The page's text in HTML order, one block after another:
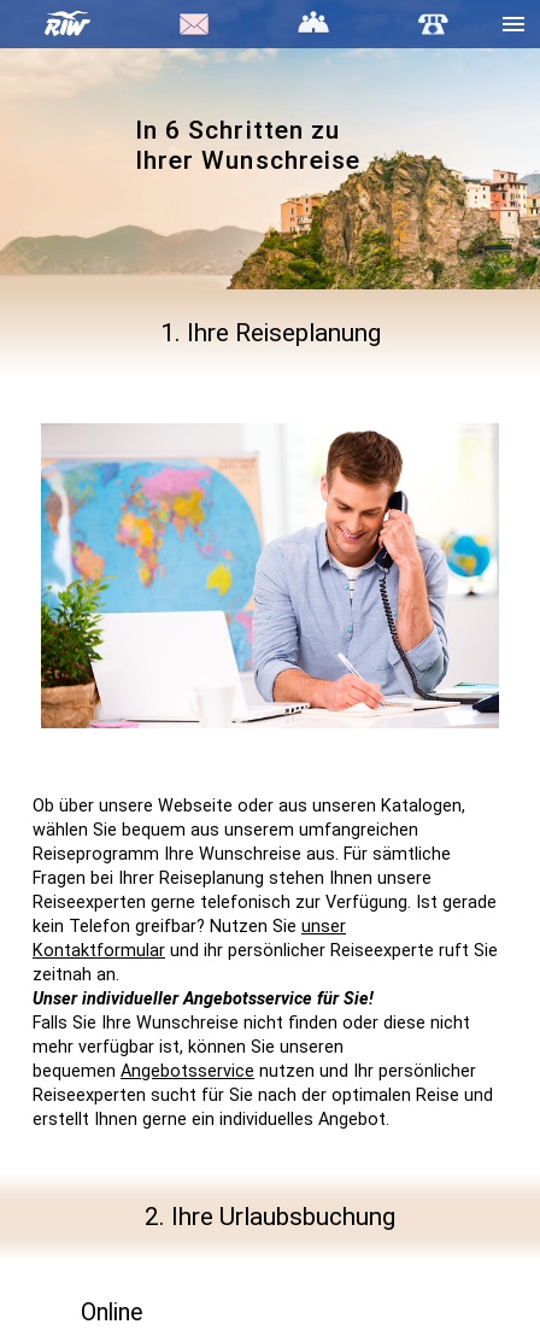
haiderose
In 6 Schritten zu
Ihrer Wunschreise
1. Ihre Reiseplanung
Ob über unsere Webseite oder aus unseren Katalogen,
wählen Sie bequem aus unserem umfangreichen
Reiseprogramm Ihre Wunschreise aus. Für sämtliche
Fragen bei Ihrer Reiseplanung stehen Ihnen unsere
Reiseexperten gerne telefonisch zur Verfügung. Ist gerade
kein Telefon greifbar? Nutzen Sie unser
Kontaktformular und ihr persönlicher Reiseexperte ruft Sie
zeitnah an.
Unser individueller Angebotsservice für Sie!
Falls Sie Ihre Wunschreise nicht finden oder diese nicht
mehr verfügbar ist, können Sie unseren
bequemen Angebotsservice nutzen und Ihr persönlicher
Reiseexperten sucht für Sie nach der optimalen Reise und
erstellt Ihnen gerne ein individuelles Angebot.
2. Ihre Urlaubsbuchung
Online